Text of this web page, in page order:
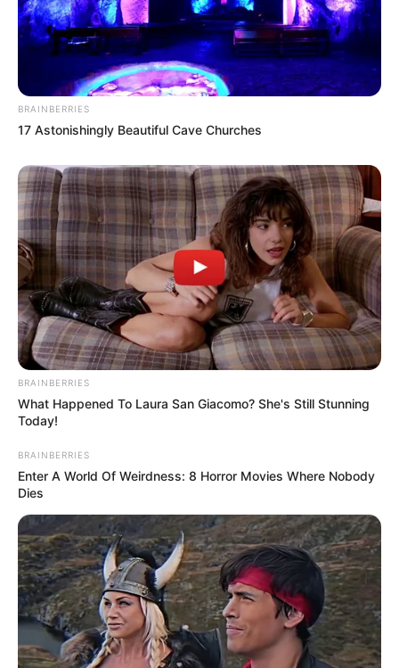
BRAINBERRIES
17 Astonishingly Beautiful Cave Churches
BRAINBERRIES
What Happened To Laura San Giacomo? She's Still Stunning
Today!
BRAINBERRIES
Enter A World Of Weirdness: 8 Horror Movies Where Nobody
Dies